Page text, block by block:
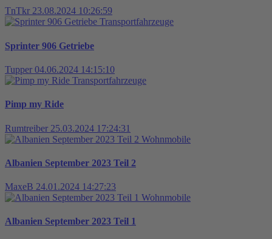
TnTkr 23.08.2024 10:26:59
Transportfahrzeuge
Sprinter 906 Getriebe
Tupper 04.06.2024 14:15:10
Transportfahrzeuge
Pimp my Ride
Rumtreiber 25.03.2024 17:24:31
Wohnmobile
Albanien September 2023 Teil 2
MaxeB 24.01.2024 14:27:23
Wohnmobile
Albanien September 2023 Teil 1